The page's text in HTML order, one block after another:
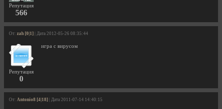
Репутация
566
От: zah [0|1] | Дата 2012-05-26 08:35:44
Репутация
0
игра с вирусом
От: Antonio8 [4|18] | Дата 2011-07-14 14:40:15